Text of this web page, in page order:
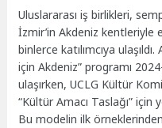
Uluslararası iş birlikleri,
İzmir’in Akdeniz kentleriyle
binlerce katılımcıya
için Akdeniz” programı
ulaşırken, UCLG Kültür
“Kültür Amacı Taslağı” için
Bu modelin ilk